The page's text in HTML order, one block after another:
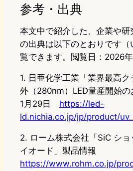
参考・出典
本文中で紹介した、企業や研
の出典は以下のとおりです（
覧できます。閲覧日：2026年
1. 日亜化学工業「業界最高
外（280nm）LED量産開始
1月29日 https://led-
ld.nichia.co.jp/jp/product/
2. ローム株式会社「SiC シ
イオード」製品情報
https://www.rohm.co.jp/